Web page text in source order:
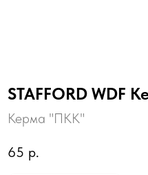
STAFFORD WDF
Керма "ПКК"
65 р.